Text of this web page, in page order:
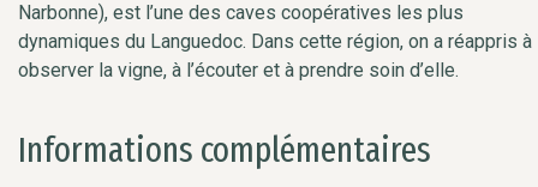
Narbonne), est l’une des caves coopératives les plus
dynamiques du Languedoc. Dans cette région, on a réappris à
observer la vigne, à l’écouter et à prendre soin d’elle.
Informations complémentaires